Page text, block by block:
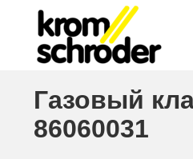
Газовый
86060031